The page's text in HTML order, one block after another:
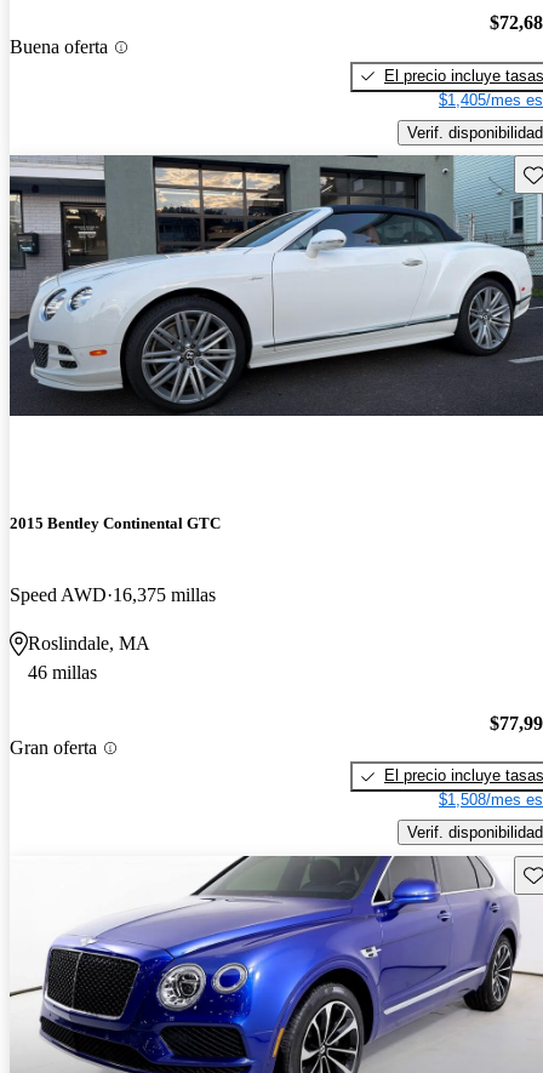
Buena oferta
El precio incluye tasas
$1,405/mes
Verif. disponibilidad
2015 Bentley Continental GTC
Speed AWD 16,375 millas
Roslindale, MA
46 millas
Gran oferta
El precio incluye tasas
$1,508/mes
Verif. disponibilidad